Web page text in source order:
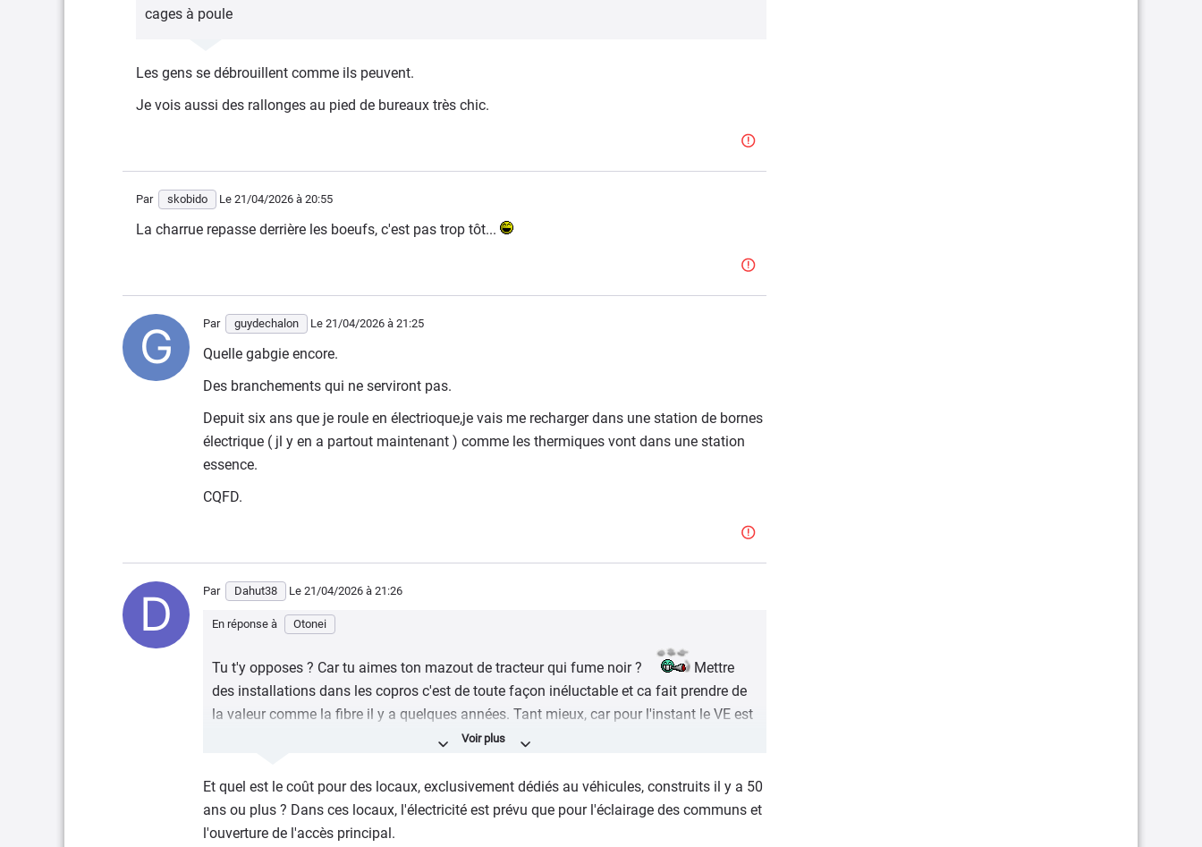
cages à poule
Les gens se débrouillent comme ils peuvent.
Je vois aussi des rallonges au pied de bureaux très chic.
Par skobido Le 21/04/2026 à 20:55
La charrue repasse derrière les boeufs, c'est pas trop tôt...
Par guydechalon Le 21/04/2026 à 21:25
Quelle gabgie encore.
Des branchements qui ne serviront pas.
Depuit six ans que je roule en électrioque,je vais me recharger dans une station de bornes
électrique ( jl y en a partout maintenant ) comme les thermiques vont dans une station
essence.
CQFD.
Par Dahut38 Le 21/04/2026 à 21:26
En réponse à Otonei
Tu t'y opposes ? Car tu aimes ton mazout de tracteur qui fume noir ?
Mettre
des installations dans les copros c'est de toute façon inéluctable et ca fait prendre de
la valeur comme la fibre il y a quelques années. Tant mieux, car pour l'instant le VE est
Et quel est le coût pour des locaux, exclusivement dédiés au véhicules, construits il y a 50
ans ou plus ? Dans ces locaux, l'électricité est prévu que pour l'éclairage des communs et
l'ouverture de l'accès principal.